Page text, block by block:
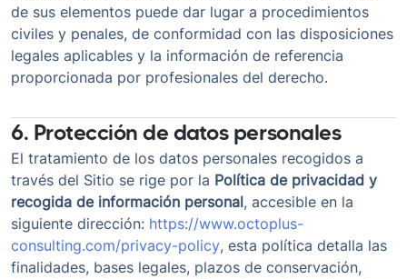
de sus elementos puede dar lugar a procedimientos
civiles y penales, de conformidad con las disposiciones
legales aplicables y la información de referencia
proporcionada por profesionales del derecho.
6. Protección de datos personales
El tratamiento de los datos personales recogidos a
través del Sitio se rige por la Política de privacidad y
recogida de información personal, accesible en la
siguiente dirección: https://www.octoplus-
consulting.com/privacy-policy, esta política detalla las
finalidades, bases legales, plazos de conservación,